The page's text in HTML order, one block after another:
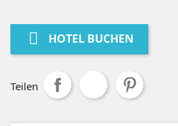
 HOTEL BUCHEN
Teilen